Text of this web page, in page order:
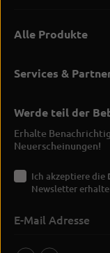
Alle Produkte
Services &
Werde teil der
Erhalte
Neuerscheinungen!
Ich akzeptiere die
Newsletter